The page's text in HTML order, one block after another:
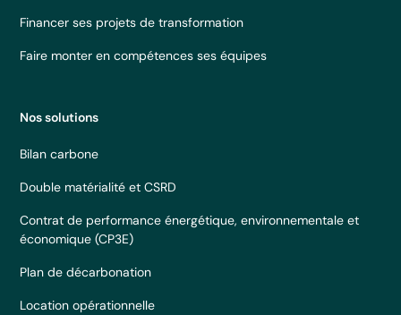
Financer ses projets de transformation
Faire monter en compétences ses équipes
Nos solutions
Bilan carbone
Double matérialité et CSRD
Contrat de performance énergétique, environnementale et
économique (CP3E)
Plan de décarbonation
Location opérationnelle